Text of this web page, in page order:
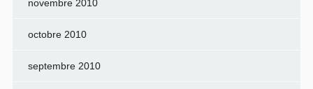
novembre 2010
octobre 2010
septembre 2010